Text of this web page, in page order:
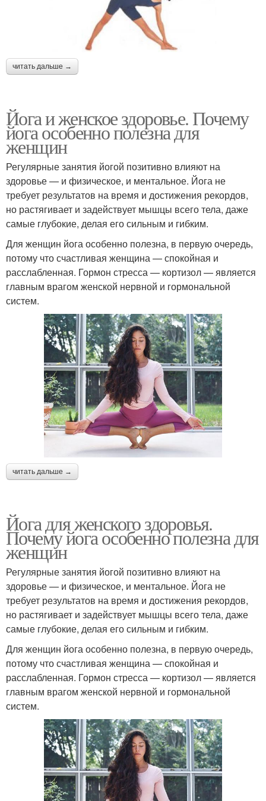
читать дальше →
Йога и женское здоровье. Почему
йога особенно полезна для
женщин
Регулярные занятия йогой позитивно влияют на
здоровье — и физическое, и ментальное. Йога не
требует результатов на время и достижения рекордов,
но растягивает и задействует мышцы всего тела, даже
самые глубокие, делая его сильным и гибким.
Для женщин йога особенно полезна, в первую очередь,
потому что счастливая женщина — спокойная и
расслабленная. Гормон стресса — кортизол — является
главным врагом женской нервной и гормональной
систем.
читать дальше →
Йога для женского здоровья.
Почему йога особенно полезна для
женщин
Регулярные занятия йогой позитивно влияют на
здоровье — и физическое, и ментальное. Йога не
требует результатов на время и достижения рекордов,
но растягивает и задействует мышцы всего тела, даже
самые глубокие, делая его сильным и гибким.
Для женщин йога особенно полезна, в первую очередь,
потому что счастливая женщина — спокойная и
расслабленная. Гормон стресса — кортизол — является
главным врагом женской нервной и гормональной
систем.